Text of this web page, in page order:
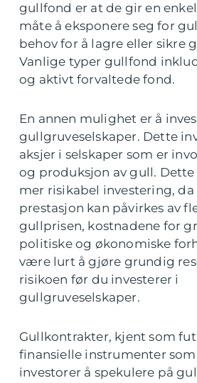
gullfond er at de gir en
måte å eksponere seg for
behov for å lagre eller sikre
Vanlige typer gullfond
og aktivt forvaltede fond.
En annen mulighet er å
gullgruveselskaper. Dette
aksjer i selskaper som er
og produksjon av gull.
mer risikabel investering, da
prestasjon kan påvirkes av
gullprisen, kostnadene for
politiske og økonomiske
være lurt å gjøre grundig
risikoen før du investerer i
gullgruveselskaper.
Gullkontrakter, kjent som
finansielle instrumenter
investorer å spekulere på